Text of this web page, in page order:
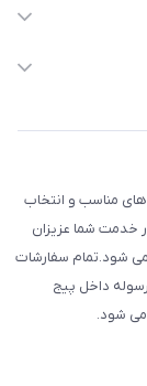
با قیمت های مناسب و انتخاب
خدمت شما عزیزان
می شود.تمام سفارشات
داخل پیج
می شود.